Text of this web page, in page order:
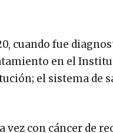
cuando fue
en el
el sistema de
con cáncer de